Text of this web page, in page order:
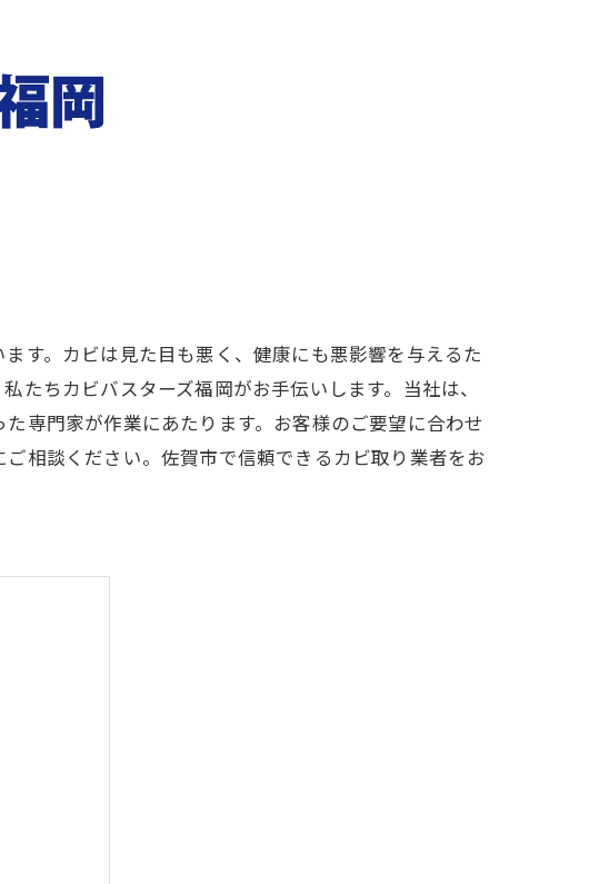
す。カビは見た目も悪く、健康にも悪影響を与えるた
たちカビバスターズ福岡がお手伝いします。当社は、
専門家が作業にあたります。お客様のご要望に合わせ
相談ください。佐賀市で信頼できるカビ取り業者をお